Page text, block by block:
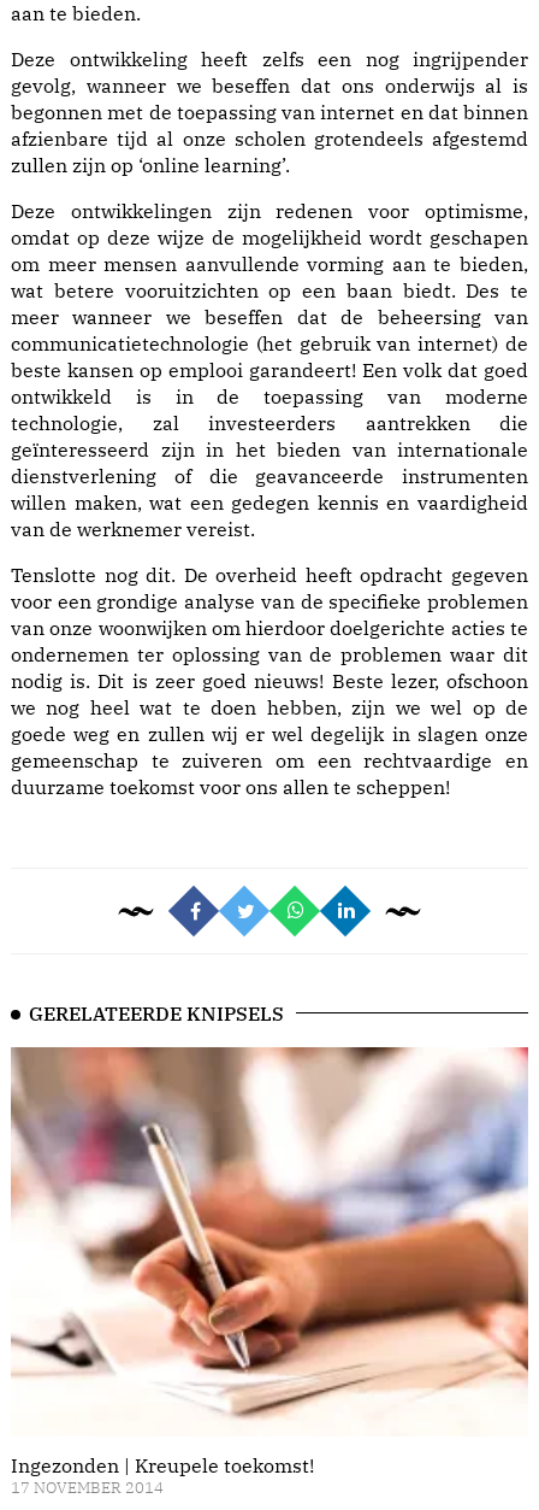
aan te bieden.
Deze ontwikkeling heeft zelfs een nog ingrijpender
gevolg, wanneer we beseffen dat ons onderwijs al is
begonnen met de toepassing van internet en dat binnen
afzienbare tijd al onze scholen grotendeels afgestemd
zullen zijn op ‘online learning’.
Deze ontwikkelingen zijn redenen voor optimisme,
omdat op deze wijze de mogelijkheid wordt geschapen
om meer mensen aanvullende vorming aan te bieden,
wat betere vooruitzichten op een baan biedt. Des te
meer wanneer we beseffen dat de beheersing van
communicatietechnologie (het gebruik van internet) de
beste kansen op emplooi garandeert! Een volk dat goed
ontwikkeld is in de toepassing van moderne
technologie, zal investeerders aantrekken die
geïnteresseerd zijn in het bieden van internationale
dienstverlening of die geavanceerde instrumenten
willen maken, wat een gedegen kennis en vaardigheid
van de werknemer vereist.
Tenslotte nog dit. De overheid heeft opdracht gegeven
voor een grondige analyse van de specifieke problemen
van onze woonwijken om hierdoor doelgerichte acties te
ondernemen ter oplossing van de problemen waar dit
nodig is. Dit is zeer goed nieuws! Beste lezer, ofschoon
we nog heel wat te doen hebben, zijn we wel op de
goede weg en zullen wij er wel degelijk in slagen onze
gemeenschap te zuiveren om een rechtvaardige en
duurzame toekomst voor ons allen te scheppen!
GERELATEERDE KNIPSELS
Ingezonden | Kreupele toekomst!
17 NOVEMBER 2014